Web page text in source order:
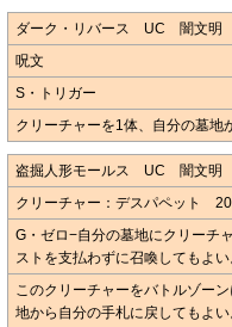
ダーク・リバース UC 闇文
呪文
S・トリガー
クリーチャーを1体、自分の墓地
盗掘人形モールス UC 闇文
クリーチャー：デスパペット
G・ゼロ−自分の墓地にクリーチ
ストを支払わずに召喚してもよい
このクリーチャーをバトルゾー
地から自分の手札に戻してもよい